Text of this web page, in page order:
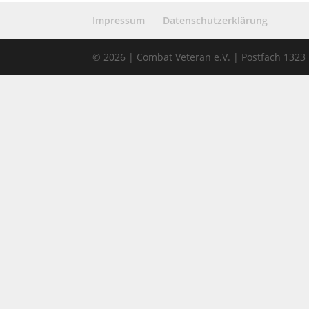
Impressum Datenschutzerklärung
© 2026 | Combat Veteran e.V. | Postfach